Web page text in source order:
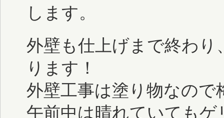
します。
外壁も仕上げまで終わ
ります！
外壁工事は塗り物なので
午前中は晴れていても